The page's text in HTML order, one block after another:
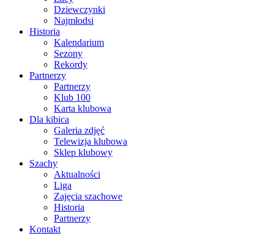
Dziewczynki
Najmłodsi
Historia
Kalendarium
Sezony
Rekordy
Partnerzy
Partnerzy
Klub 100
Karta klubowa
Dla kibica
Galeria zdjęć
Telewizja klubowa
Sklep klubowy
Szachy
Aktualności
Liga
Zajęcia szachowe
Historia
Partnerzy
Kontakt